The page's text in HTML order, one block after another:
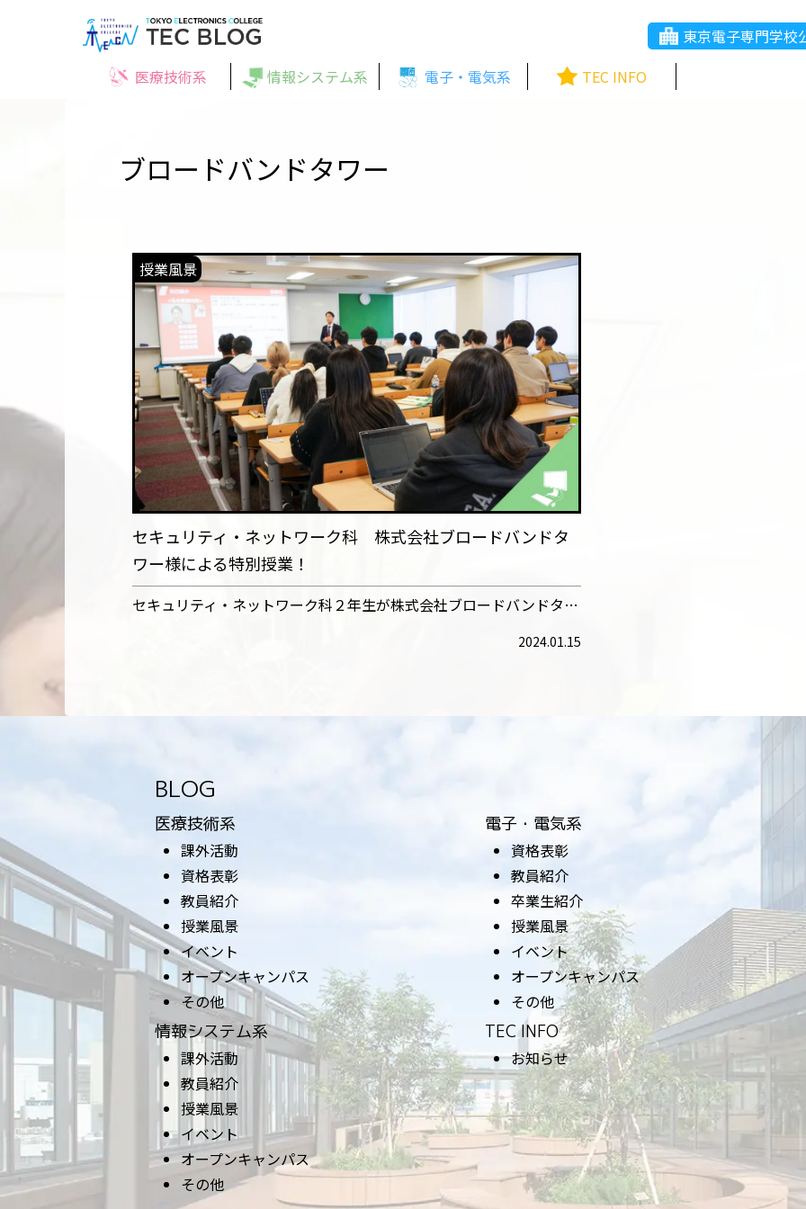
東京電子専門学校
医療技術系
情報システム系 電子・電気系 TEC INFO
ブロードバンドタワー
授業風景
セキュリティ・ネットワーク科 株式会社ブロードバンドタ
ワー様による特別授業！
セキュリティ・ネットワーク科２年生が株式会社ブロードバンドタ…
2024.01.15
BLOG
医療技術系
課外活動
資格表彰
教員紹介
授業風景
イベント
オープンキャンパス
その他
情報システム系
課外活動
教員紹介
授業風景
イベント
オープンキャンパス
その他
電子・電気系
資格表彰
教員紹介
卒業生紹介
授業風景
イベント
オープンキャンパス
その他
TEC INFO
お知らせ